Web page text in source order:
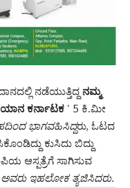
ನಡೆಯುತ್ತಿದ್ದ ನಮ್ಮ
ಕರ್ನಾಟಕ ‘ 5 ಕಿ.ಮೀ
ಭಾಗವಹಿಸಿದ್ದರು, ಓಟದ
ಕುಸಿದು ಬಿದ್ದು
ಆಸ್ಪತ್ರೆಗೆ ಸಾಗಿಸುವ
ಅವರು ಇಹಲೋಕ ತ್ಯಜಿಸಿದರು.